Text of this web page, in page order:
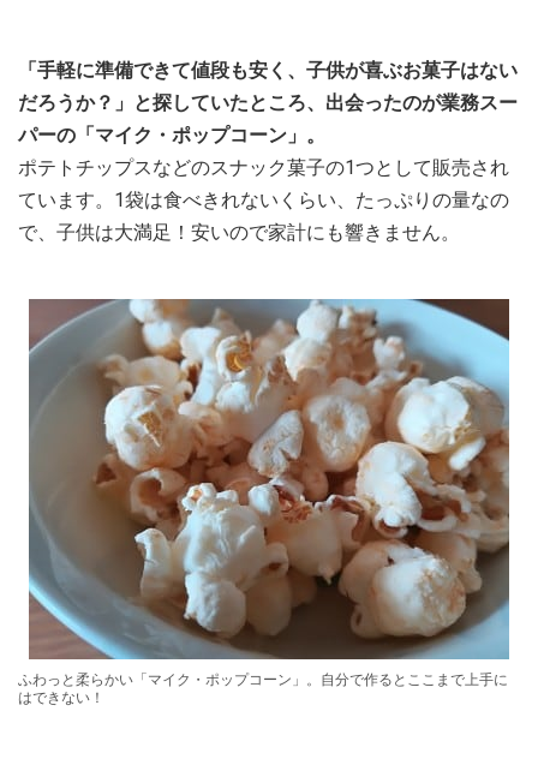
「手軽に準備できて値段も安く、子供が喜ぶお菓子はない
だろうか？」と探していたところ、出会ったのが業務スー
パーの「マイク・ポップコーン」。
ポテトチップスなどのスナック菓子の1つとして販売され
ています。1袋は食べきれないくらい、たっぷりの量なの
で、子供は大満足！安いので家計にも響きません。
ふわっと柔らかい「マイク・ポップコーン」。自分で作るとここまで上手に
はできない！